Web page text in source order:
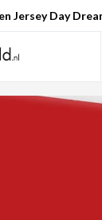
Jersey Day